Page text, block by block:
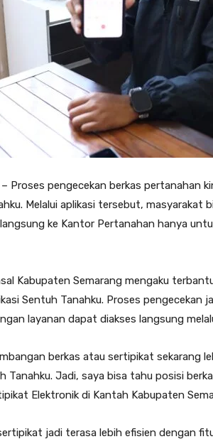
Proses pengecekan berkas pertanahan
Melalui aplikasi tersebut,
ke Kantor Pertanahan hanya
Kabupaten Semarang mengaku
Sentuh Tanahku. Proses pengecekan
layanan dapat diakses langsung
berkas atau sertipikat sekarang
Tanahku. Jadi, saya bisa tahu posisi
Elektronik di Kantah Kabupaten
jadi terasa lebih efisien dengan